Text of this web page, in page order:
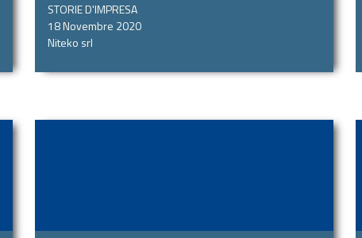
STORIE D'IMPRESA
18 Novembre 2020
Niteko srl